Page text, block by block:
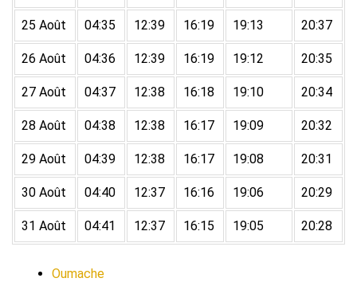
25 Août 04:35 12:39 16:19 19:13 20:37
26 Août 04:36 12:39 16:19 19:12 20:35
27 Août 04:37 12:38 16:18 19:10 20:34
28 Août 04:38 12:38 16:17 19:09 20:32
29 Août 04:39 12:38 16:17 19:08 20:31
30 Août 04:40 12:37 16:16 19:06 20:29
31 Août 04:41 12:37 16:15 19:05 20:28
Oumache